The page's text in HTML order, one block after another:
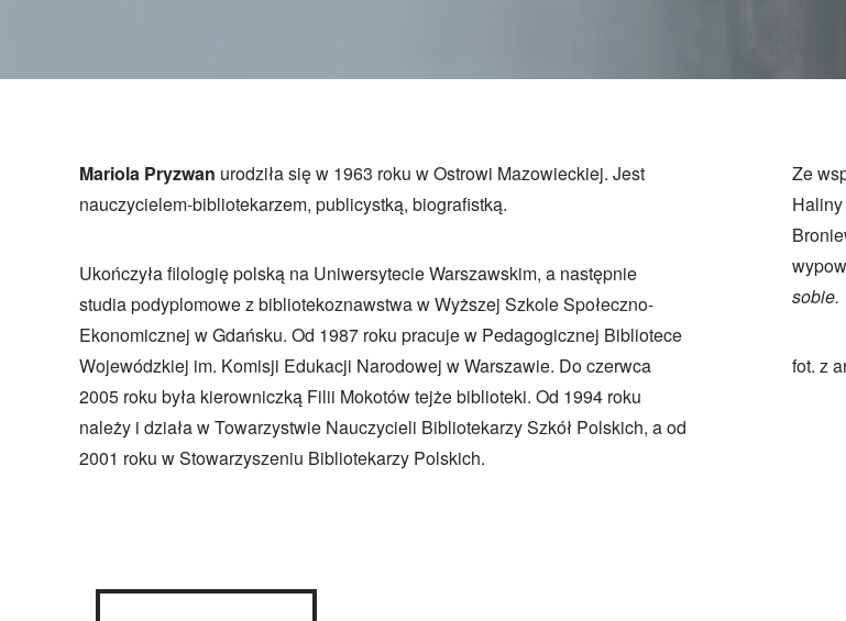
Mariola Pryzwan urodziła się w 1963 roku w Ostrowi Mazowieckiej. Jest
nauczycielem-bibliotekarzem, publicystką, biografistką.
Ukończyła filologię polską na Uniwersytecie Warszawskim, a następnie
studia podyplomowe z bibliotekoznawstwa w Wyższej Szkole Społeczno-
Ekonomicznej w Gdańsku. Od 1987 roku pracuje w Pedagogicznej Bibliotece
Wojewódzkiej im. Komisji Edukacji Narodowej w Warszawie. Do czerwca
2005 roku była kierowniczką Filii Mokotów tejże biblioteki. Od 1994 roku
należy i działa w Towarzystwie Nauczycieli Bibliotekarzy Szkół Polskich, a od
2001 roku w Stowarzyszeniu Bibliotekarzy Polskich.
Ze
sobie.
fot. z